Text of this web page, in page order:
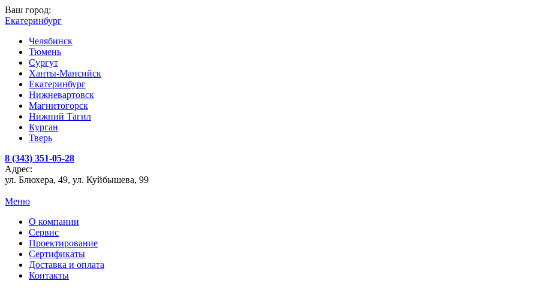
Ваш город:
Екатеринбург
Челябинск
Тюмень
Сургут
Ханты-Мансийск
Екатеринбург
Нижневартовск
Магнитогорск
Нижний Тагил
Курган
Тверь
8 (343) 351-05-28
Адрес:
ул. Блюхера, 49, ул. Куйбышева, 99
Меню
О компании
Сервис
Проектирование
Сертификаты
Доставка и оплата
Контакты